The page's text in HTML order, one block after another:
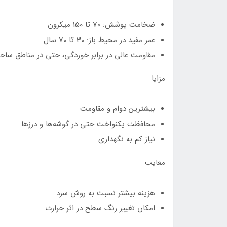
ضخامت پوشش: 70 تا 150 میکرون
عمر مفید در محیط باز: 30 تا 70 سال
مقاومت عالی در برابر خوردگی، حتی در مناطق
مزایا
بیشترین دوام و مقاومت
محافظت یکنواخت حتی در گوشه‌ها و درزها
نیاز کم به نگهداری
معایب
هزینه بیشتر نسبت به روش سرد
امکان تغییر رنگ سطح در اثر حرارت